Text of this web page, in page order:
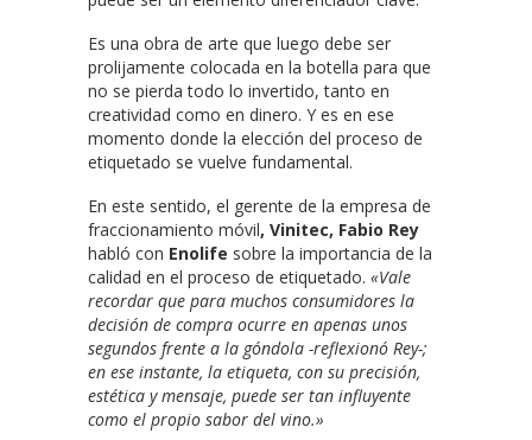
Es una obra de arte que luego debe ser
prolijamente colocada en la botella para que
no se pierda todo lo invertido, tanto en
creatividad como en dinero. Y es en ese
momento donde la elección del proceso de
etiquetado se vuelve fundamental.
En este sentido, el gerente de la empresa de
fraccionamiento móvil, Vinitec, Fabio Rey
habló con Enolife sobre la importancia de la
calidad en el proceso de etiquetado. «Vale
recordar que para muchos consumidores la
decisión de compra ocurre en apenas unos
segundos frente a la góndola -reflexionó Rey-;
en ese instante, la etiqueta, con su precisión,
estética y mensaje, puede ser tan influyente
como el propio sabor del vino.»